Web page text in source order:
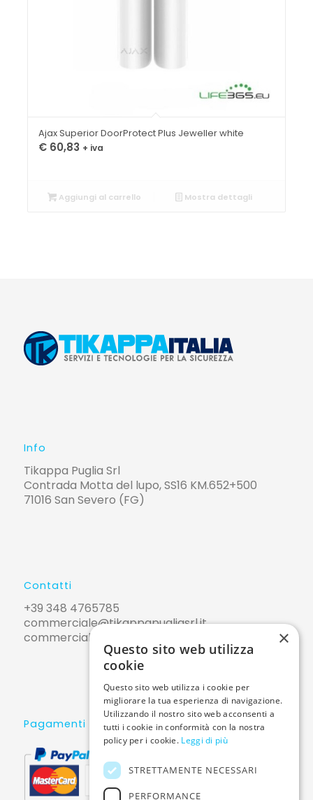
Ajax Superior DoorProtect Plus Jeweller white
€60,83 + iva
Aggiungi al carrello Mostra dettagli
Info
Tikappa Puglia Srl
Contrada Motta del lupo, SS16 KM.652+500
71016 San Severo (FG)
Contatti
+39 348 4765785
commerciale@tikappapugliasrl.it
commerciale@pec.tikappapugliasrl.it
Pagamenti sicuri
×
Questo sito web utilizza
cookie
Questo sito web utilizza i cookie per
migliorare la tua esperienza di navigazione.
Utilizzando il nostro sito web acconsenti a
tutti i cookie in conformità con la nostra
policy per i cookie. Leggi di più
STRETTAMENTE NECESSARI
PERFORMANCE